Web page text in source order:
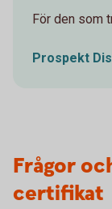
För den som
Prospekt
Frågor
certifikat